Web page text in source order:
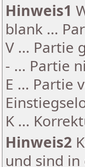
Hinweis1
blank ...
V ... Partie
- ... Partie
E ... Partie
K ...
Hinweis2
und sind